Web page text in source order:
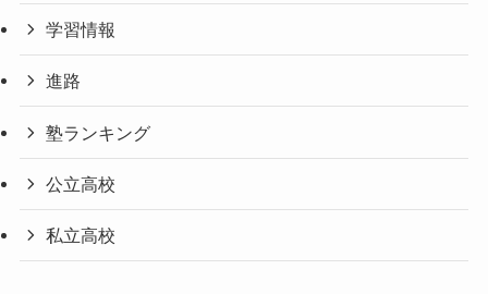
学習情報
進路
塾ランキング
公立高校
私立高校